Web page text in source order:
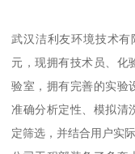
武汉洁利友环境技术有
元，现拥有技术员、化
验室，拥有完善的实验
准确分析定性、模拟清
定筛选，并结合用户实